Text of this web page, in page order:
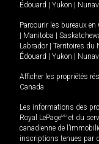
Édouard
Yukon
Parcourir les bureaux en
Manitoba
Labrador
Territoires du
Édouard
Yukon
Afficher les propriétés
Canada
Les informations des
Royal LePageMD et du
canadienne de
inscriptions tenues par